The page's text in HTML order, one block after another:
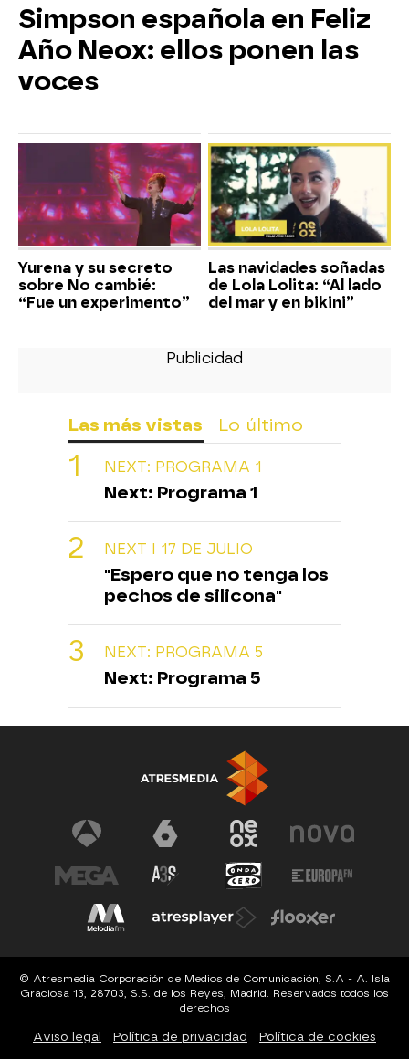
Simpson española en Feliz
Año Neox: ellos ponen las
voces
Yurena y su secreto
sobre No cambié:
“Fue un experimento”
Las navidades soñadas
de Lola Lolita: “Al lado
del mar y en bikini”
Las más vistas Lo último
NEXT: PROGRAMA 1
Next: Programa 1
NEXT I 17 DE JULIO
"Espero que no tenga los
pechos de silicona"
NEXT: PROGRAMA 5
Next: Programa 5
© Atresmedia Corporación de Medios de Comunicación, S.A - A. Isla
Graciosa 13, 28703, S.S. de los Reyes, Madrid. Reservados todos los
derechos
Aviso legal Política de privacidad Política de cookies